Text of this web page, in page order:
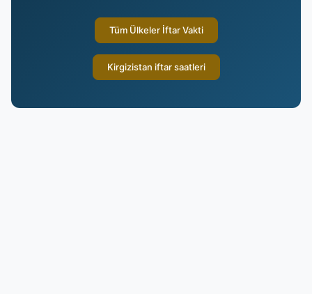
Tüm Ülkeler İftar Vakti
Kirgizistan iftar saatleri